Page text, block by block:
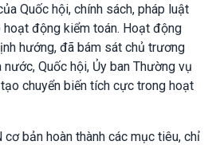
Quốc hội, chính sách, pháp luật
hoạt động kiểm toán. Hoạt động
hướng, đã bám sát chủ trương
Quốc hội, Ủy ban Thường vụ
chuyển biến tích cực trong hoạt
cơ bản hoàn thành các mục tiêu, chỉ